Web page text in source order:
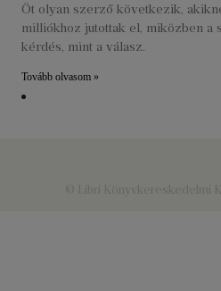
Öt olyan szerző következik,
milliókhoz jutottak el, miközben a
kérdés, mint a válasz.
Tovább olvasom »